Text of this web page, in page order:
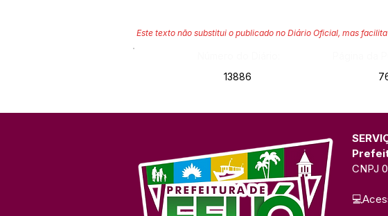
Este texto não substitui o publicado no Diário Oficial, mas
13886
CNPJ